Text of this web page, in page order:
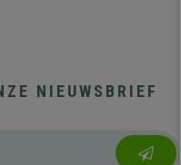
NIEUWSBRIEF